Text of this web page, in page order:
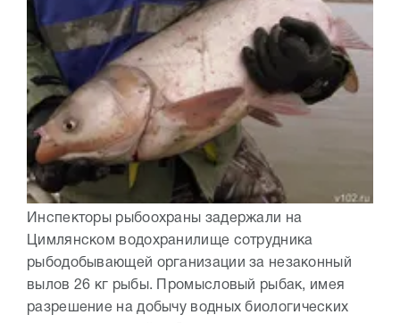
Инспекторы рыбоохраны задержали на
Цимлянском водохранилище сотрудника
рыбодобывающей организации за незаконный
вылов 26 кг рыбы. Промысловый рыбак, имея
разрешение на добычу водных биологических